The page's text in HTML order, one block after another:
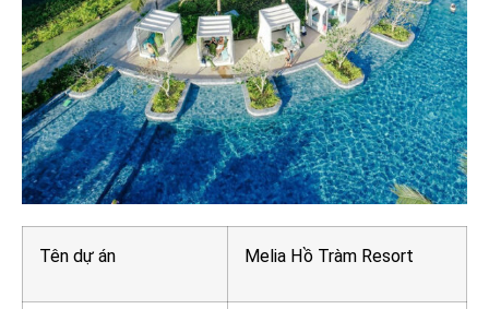
Tên dự án Melia Hồ Tràm Resort